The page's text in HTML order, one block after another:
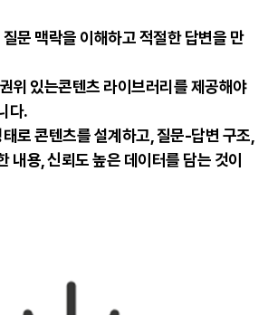
문 맥락을 이해하고 적절한 답변을 만
위 있는콘텐츠 라이브러리를 제공해야
다.
로 콘텐츠를 설계하고, 질문-답변 구조,
내용, 신뢰도 높은 데이터를 담는 것이